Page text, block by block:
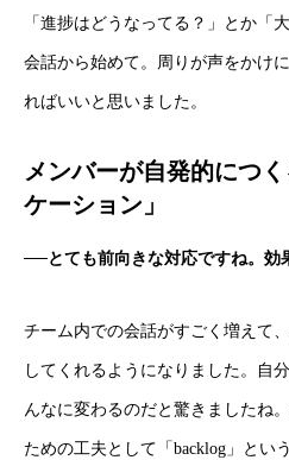
採用トップ
新卒採用
「進捗はどうなってる？」とか「
会話から始めて。周りが声をかけ
ればいいと思いました。
メンバーが自発的につ
ケーション」
──とても前向きな対応ですね。効
チーム内での会話がすごく増えて
してくれるようになりました。自
んなに変わるのだと驚きましたね
ための工夫として「backlog」とい